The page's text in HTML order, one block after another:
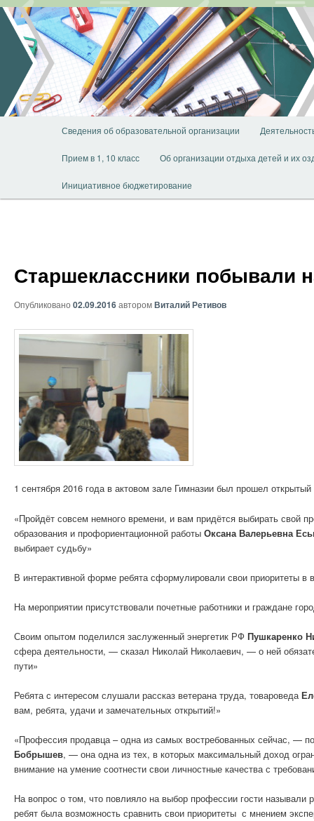
Перейти
основному
содержимому
Сведения об образовательной организации
Прием в 1, 10 класс Об организации отдыха детей и их
Инициативное бюджетирование
Старшеклассники побывали
Опубликовано 02.09.2016авторомВиталий Ретивов
1 сентября 2016 года в актовом зале Гимназии был прошел
«Пройдёт совсем немного времени, и вам придётся выбирать свой
образования и профориентационной работы Оксана Валерьевна
выбирает судьбу»
В интерактивной форме ребята сформулировали свои приоритеты в
На мероприятии присутствовали почетные работники и граждане
Своим опытом поделился заслуженный энергетик РФ Пушкаренко
сфера деятельности, — сказал Николай Николаевич, — о ней
пути»
Ребята с интересом слушали рассказ ветерана труда, товароведа
вам, ребята, удачи и замечательных открытий!»
«Профессия продавца – одна из самых востребованных сейчас, —
Бобрышев, — она одна из тех, в которых максимальный доход
внимание на умение соотнести свои личностные качества с
На вопрос о том, что повлияло на выбор профессии гости
ребят была возможность сравнить свои приоритеты с мнением